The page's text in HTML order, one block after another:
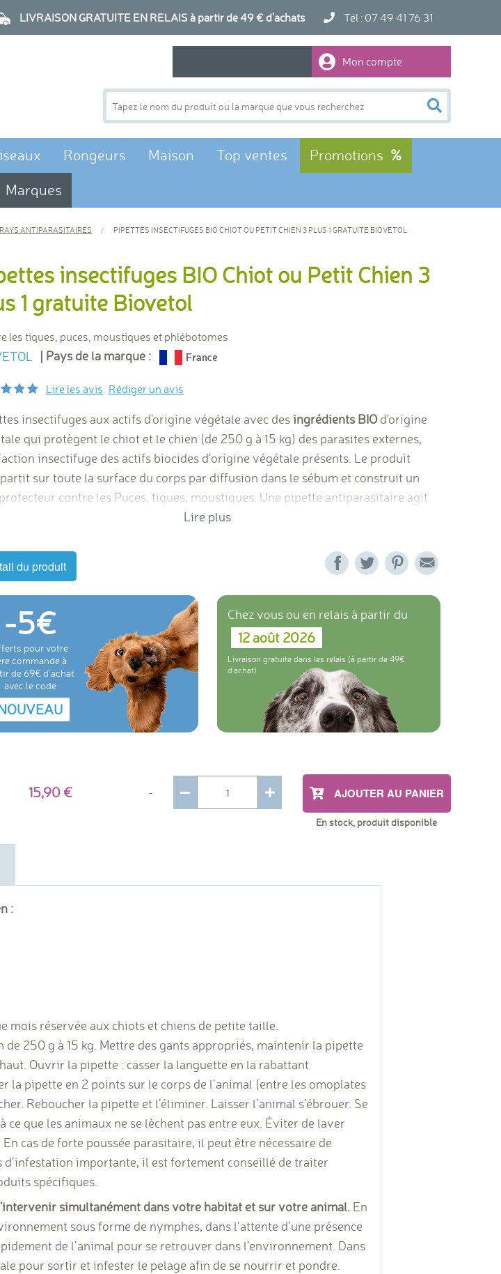
LIVRAISON GRATUITE EN RELAIS à partir de 49 € d'achats Tél : 07 49 41 76 31
Mon compte
Rongeurs Maison Top ventes
Promotions
Marques
ANTIPARASITAIRES PIPETTES INSECTIFUGES BIO CHIOT OU PETIT CHIEN 3 PLUS 1 GRATUITE BIOVETOL
insectifuges BIO Chiot ou Petit Chien 3
1 gratuite Biovetol
les tiques, puces, moustiques et phlébotomes
| Pays de la marque :
Lire les avis Rédiger un avis
insectifuges aux actifs d'origine végétale avec des ingrédients BIOd'origine
qui protègent le chiot et le chien (de 250 g à 15 kg) des parasites externes,
insectifuge des actifs biocides d’origine végétale présents. Le produit
sur toute la surface du corps par diffusion dans le sébum et construit un
contre les Puces, tiques, moustiques. Une pipette antiparasitaire agit
dans la couche hydrolipidique de la peau de l’animal. La tête en étant
BIOVETOL avec actif d’origine végétal en vente sur notre site.Contrôlé par
Ecosoin bio des animaux.
OFFRE SPECIALE :1pipette gratuite pour l'achat d'une boite de 3 pipettes
Lire plus
du produit
-5
pour votre
commande à
de 69€ d'achat
avec le code
Chez vous ou en relais à partir du
12 août 2026
Livraison gratuite dans les relais (à partir de 49
d'achat)
15,90 - AJOUTER AU PANIER
En stock, produit disponible
:
mois réservée aux chiots et chiens de petite taille.
250 g à 15 kg. Mettre des gants appropriés, maintenir la pipette
Ouvrir la pipette : casser la languette en la rabattant
la pipette en 2 points sur le corps de l’animal (entre les omoplates
Reboucher la pipette et l’éliminer. Laisser l’animal s’ébrouer. Se
que les animaux ne se lèchent pas entre eux. Éviter de laver
cas de forte poussée parasitaire, il peut être nécessaire de
d’infestation importante, il est fortement conseillé de traiter
spécifiques.
simultanément dans votre habitat et sur votre animal. En
sous forme de nymphes, dans l’attente d’une présence
de l’animal pour se retrouver dans l’environnement. Dans
pour sortir et infester le pelage afin de se nourrir et pondre.